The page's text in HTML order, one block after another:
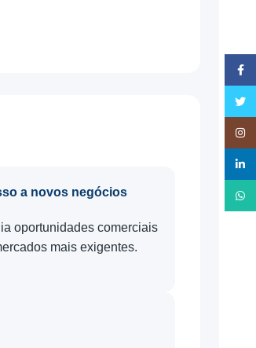
a novos negócios
oportunidades comerciais
mais exigentes.